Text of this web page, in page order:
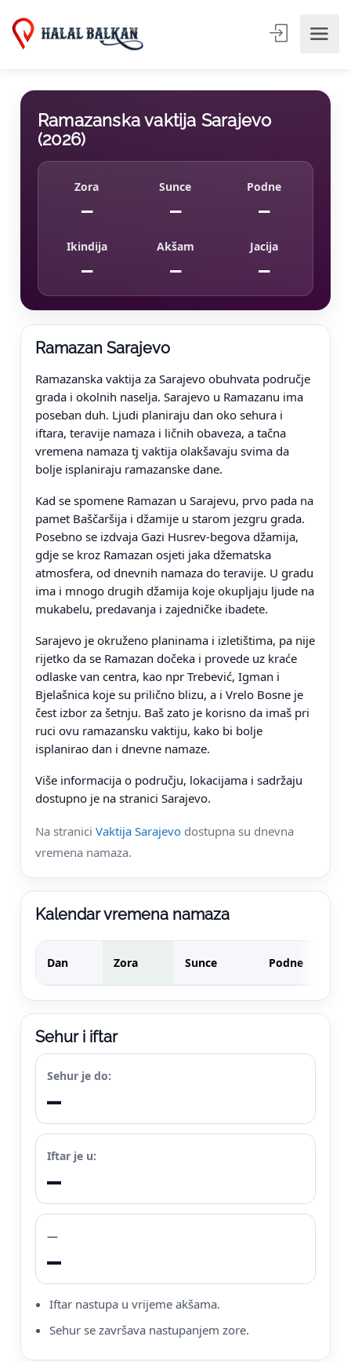
Ramazanska vaktija Sarajevo
(2026)
Zora
—
Sunce
—
Podne
—
Ikindija
—
Akšam
—
Jacija
—
Ramazan Sarajevo
Ramazanska vaktija za Sarajevo obuhvata područje
grada i okolnih naselja. Sarajevo u Ramazanu ima
poseban duh. Ljudi planiraju dan oko sehura i
iftara, teravije namaza i ličnih obaveza, a tačna
vremena namaza tj vaktija olakšavaju svima da
bolje isplaniraju ramazanske dane.
Kad se spomene Ramazan u Sarajevu, prvo pada na
pamet Baščaršija i džamije u starom jezgru grada.
Posebno se izdvaja Gazi Husrev-begova džamija,
gdje se kroz Ramazan osjeti jaka džematska
atmosfera, od dnevnih namaza do teravije. U gradu
ima i mnogo drugih džamija koje okupljaju ljude na
mukabelu, predavanja i zajedničke ibadete.
Sarajevo je okruženo planinama i izletištima, pa nije
rijetko da se Ramazan dočeka i provede uz kraće
odlaske van centra, kao npr Trebević, Igman i
Bjelašnica koje su prilično blizu, a i Vrelo Bosne je
čest izbor za šetnju. Baš zato je korisno da imaš pri
ruci ovu ramazansku vaktiju, kako bi bolje
isplanirao dan i dnevne namaze.
Više informacija o području, lokacijama i sadržaju
dostupno je na stranici Sarajevo.
Na stranici Vaktija Sarajevo dostupna su dnevna
vremena namaza.
Kalendar vremena namaza
Dan Zora Sunce Podne
Sehur i iftar
Sehur je do:
—
Iftar je u:
—
—
—
Iftar nastupa u vrijeme akšama.
Sehur se završava nastupanjem zore.